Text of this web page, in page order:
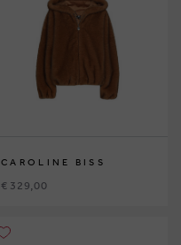
CAROLINE BISS
€ 329,00